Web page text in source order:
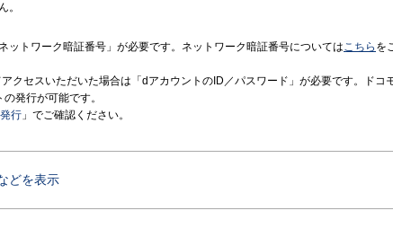
。
ットワーク暗証番号」が必要です。ネットワーク暗証番号についてはこちら を
クセスいただいた場合は「dアカウントのID／パスワード」が必要です。ドコ
発行が可能です。
行 」でご確認ください。
どを表示